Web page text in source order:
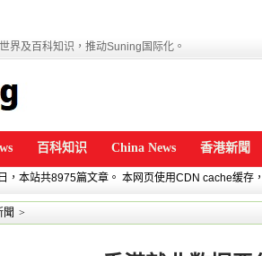
界及百科知识，推动Suning国际化。
百科知识 China News 香港新聞
，本站共8975篇文章。 本网页使用CDN cache缓存
聞 >